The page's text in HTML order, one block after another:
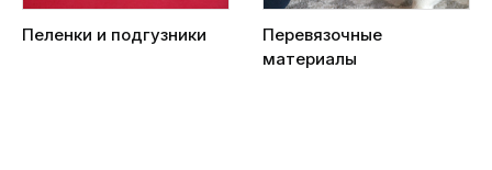
Пеленки и подгузники
Перевязочные
материалы